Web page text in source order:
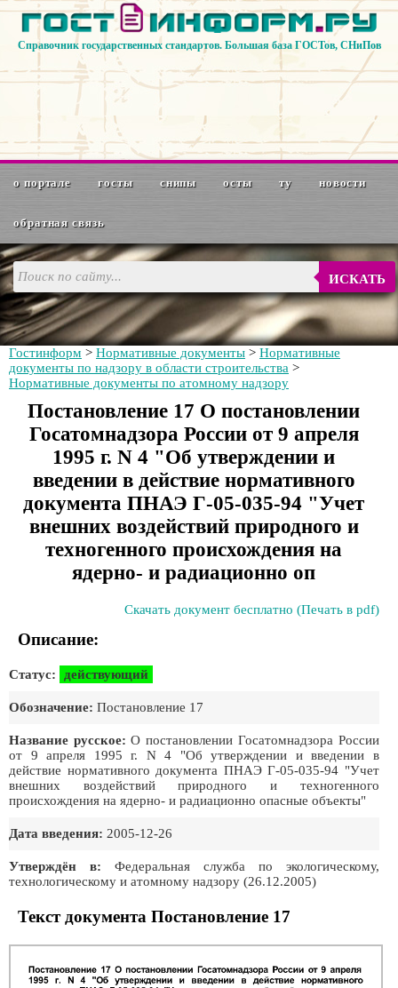
Справочник государственных стандартов. Большая база ГОСТов, СНиПов
о портале госты снипы осты ту новости
обратная связь
ИСКАТЬ
Гостинформ > Нормативные документы > Нормативные
документы по надзору в области строительства >
Нормативные документы по атомному надзору
Постановление 17 О постановлении
Госатомнадзора России от 9 апреля
1995 г. N 4 "Об утверждении и
введении в действие нормативного
документа ПНАЭ Г-05-035-94 "Учет
внешних воздействий природного и
техногенного происхождения на
ядерно- и радиационно оп
Скачать документ бесплатно (Печать в pdf)
Описание:
Статус: действующий
Обозначение: Постановление 17
Название русское: О постановлении Госатомнадзора России
от 9 апреля 1995 г. N 4 "Об утверждении и введении в
действие нормативного документа ПНАЭ Г-05-035-94 "Учет
внешних воздействий природного и техногенного
происхождения на ядерно- и радиационно опасные объекты"
Дата введения: 2005-12-26
Утверждён в: Федеральная служба по экологическому,
технологическому и атомному надзору (26.12.2005)
Текст документа Постановление 17